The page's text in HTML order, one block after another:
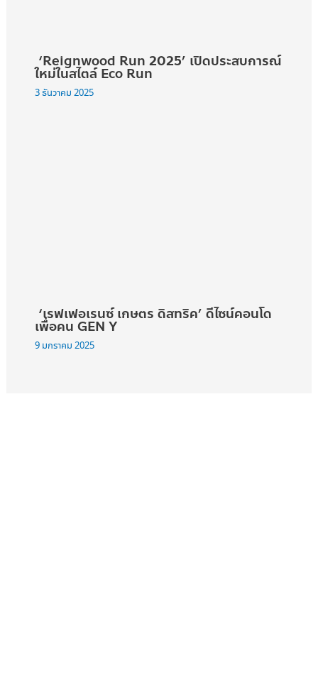
‘Reignwood Run 2025’ เปิดประสบการณ์
ใหม่ในสไตล์ Eco Run
3 ธันวาคม 2025
‘เรฟเฟอเรนซ์ เกษตร ดิสทริค’ ดีไซน์คอนโด
เพื่อคน GEN Y
9 มกราคม 2025